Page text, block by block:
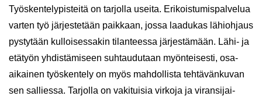
Työs­ken­te­ly­pis­tei­tä on tar­jol­la usei­ta. Eri­kois­tu­mis­pal­ve­lua
var­ten työ jär­jes­te­tään paik­kaan, jossa laa­du­kas lä­hioh­jaus
pys­ty­tään kul­loi­ses­sa­kin ti­lan­tees­sa jär­jes­tä­mään. Lähi- ja
etä­työn yh­dis­tä­mi­seen suh­tau­du­taan myön­tei­ses­ti, osa-​
aikainen työs­ken­te­ly on myös mah­dol­lis­ta teh­tä­vän­ku­van
sen sal­lies­sa. Tar­jol­la on va­ki­tui­sia vir­ko­ja ja vi­ran­si­jai­